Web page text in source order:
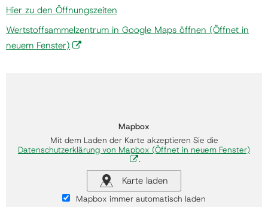
Hier zu den Öffnungszeiten
Wertstoffsammelzentrum in Google Maps öffnen (Öffnet in
neuem Fenster)
Mapbox
Mit dem Laden der Karte akzeptieren Sie die
Datenschutzerklärung von Mapbox (Öffnet in neuem Fenster)
.
Karte laden
Mapbox immer automatisch laden